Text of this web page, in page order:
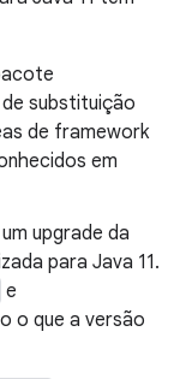
substituição
de framework
em
upgrade da
para Java 11.
e
o que a versão